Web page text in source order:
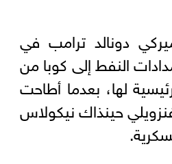
دونالد ترامب في
النفط إلى كوبا من
لها، بعدما أطاحت
حينذاك نيكولاس